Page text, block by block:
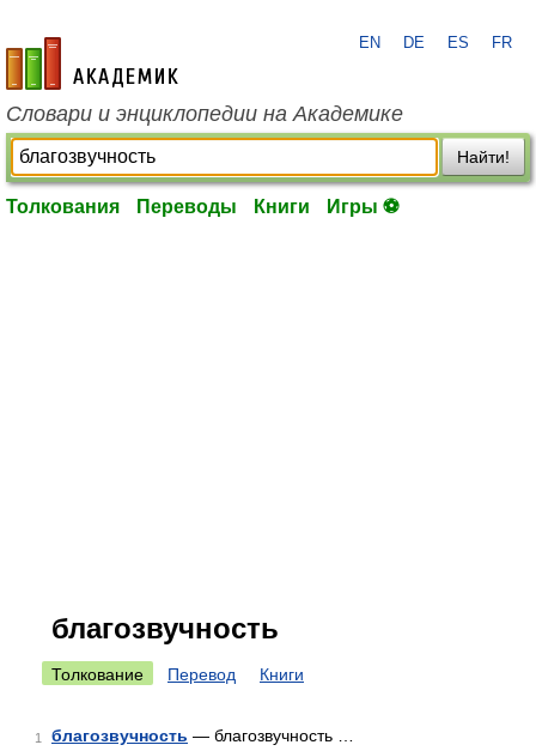
academic.ru
EN DE ES FR
Словари и энциклопедии на Академике
Найти!
Толкования Переводы Книги Игры ⚽
благозвучность
Толкование Перевод Книги
1 благозвучность — благозвучность …